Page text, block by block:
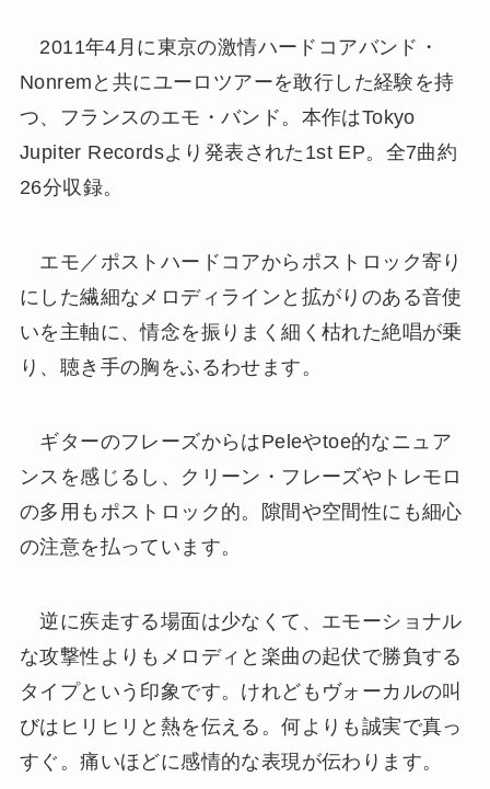
2011年4月に東京の激情ハードコアバンド・
Nonremと共にユーロツアーを敢行した経験を持
つ、フランスのエモ・バンド。本作はTokyo
Jupiter Recordsより発表された1st EP。全7曲約
26分収録。
エモ／ポストハードコアからポストロック寄り
にした繊細なメロディラインと拡がりのある音使
いを主軸に、情念を振りまく細く枯れた絶唱が乗
り、聴き手の胸をふるわせます。
ギターのフレーズからはPeleやtoe的なニュア
ンスを感じるし、クリーン・フレーズやトレモロ
の多用もポストロック的。隙間や空間性にも細心
の注意を払っています。
逆に疾走する場面は少なくて、エモーショナル
な攻撃性よりもメロディと楽曲の起伏で勝負する
タイプという印象です。けれどもヴォーカルの叫
びはヒリヒリと熱を伝える。何よりも誠実で真っ
すぐ。痛いほどに感情的な表現が伝わります。